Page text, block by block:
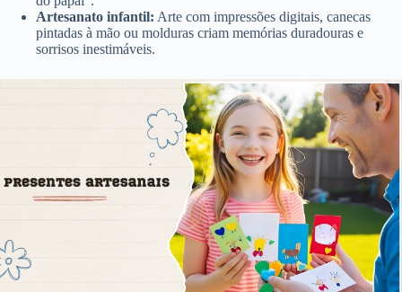
Artesanato infantil: Arte com impressões digitais, canecas
pintadas à mão ou molduras criam memórias duradouras e
sorrisos inestimáveis.